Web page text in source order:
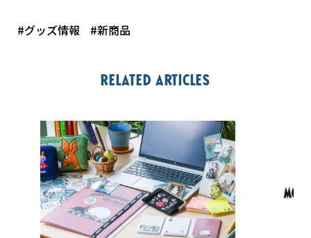
#グッズ情報 #新商品
Related articles